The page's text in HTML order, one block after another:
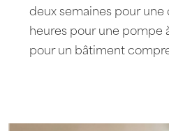
deux semaines pour
heures pour une pompe
pour un bâtiment